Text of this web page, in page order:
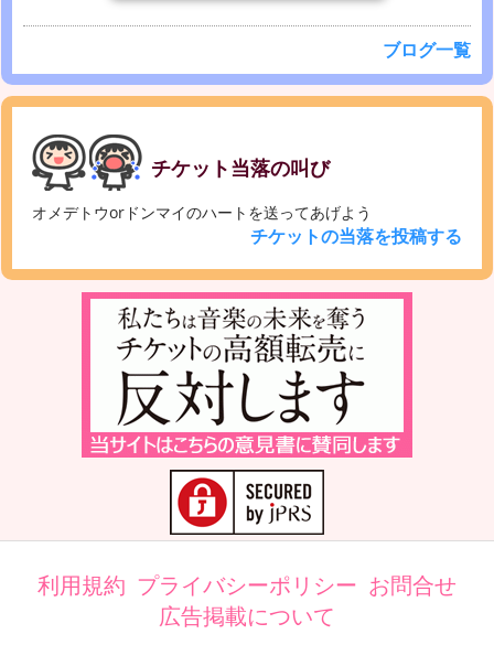
ブログ一覧
チケット当落の叫び
オメデトウorドンマイのハートを送ってあげよう
チケットの当落を投稿する
利用規約 プライバシーポリシー お問合せ
広告掲載について